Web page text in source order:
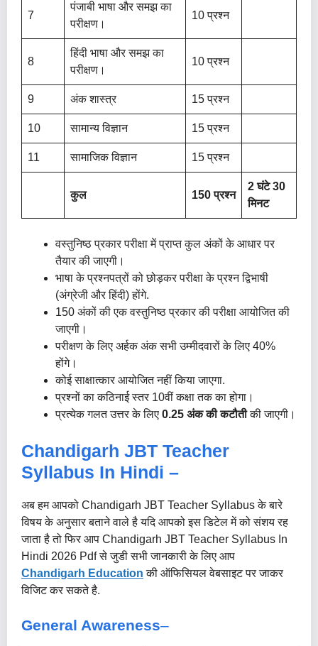
7
पंजाबी भाषा और समझ का
परीक्षण।
10 प्रश्न
8
हिंदी भाषा और समझ का
परीक्षण।
10 प्रश्न
9 अंक शास्त्र 15 प्रश्न
10 सामान्य विज्ञान 15 प्रश्न
11 सामाजिक विज्ञान 15 प्रश्न
कुल 150 प्रश्न
2 घंटे 30
मिनट
वस्तुनिष्ठ प्रकार परीक्षा में प्राप्त कुल अंकों के आधार पर
तैयार की जाएगी।
भाषा के प्रश्नपत्रों को छोड़कर परीक्षा के प्रश्न द्विभाषी
(अंग्रेजी और हिंदी) होंगे.
150 अंकों की एक वस्तुनिष्ठ प्रकार की परीक्षा आयोजित की
जाएगी।
परीक्षण के लिए अर्हक अंक सभी उम्मीदवारों के लिए 40%
होंगे।
कोई साक्षात्कार आयोजित नहीं किया जाएगा.
प्रश्नों का कठिनाई स्तर 10वीं कक्षा तक का होगा।
प्रत्येक गलत उत्तर के लिए 0.25 अंक की कटौतीकी जाएगी।
Chandigarh JBT Teacher
Syllabus In Hindi –
अब हम आपको Chandigarh JBT Teacher Syllabus के बारे
विषय के अनुसार बताने वाले है यदि आपको इस डिटेल में को संशय रह
जाता है तो फिर आप Chandigarh JBT Teacher Syllabus In
Hindi 2026 Pdf से जुडी सभी जानकारी के लिए आप
Chandigarh Education की ऑफिसियल वेबसाइट पर जाकर
विजिट कर सकते है.
General Awareness–